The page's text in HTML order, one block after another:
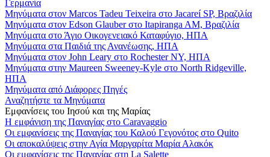
Γερμανία
Μηνύματα στον Marcos Tadeu Teixeira στο Jacareí SP, Βραζιλία
Μηνύματα στον Edson Glauber στο Itapiranga AM, Βραζιλία
Μηνύματα στο Άγιο Οικογενειακό Καταφύγιο, ΗΠΑ
Μηνύματα στα Παιδιά της Ανανέωσης, ΗΠΑ
Μηνύματα στον John Leary στο Rochester NY, ΗΠΑ
Μηνύματα στην Maureen Sweeney-Kyle στο North Ridgeville,
ΗΠΑ
Μηνύματα από Διάφορες Πηγές
Αναζητήστε τα Μηνύματα
Εμφανίσεις του Ιησού και της Μαρίας
Η εμφάνιση της Παναγίας στο Caravaggio
Οι εμφανίσεις της Παναγίας του Καλού Γεγονότος στο Quito
Οι αποκαλύψεις στην Αγία Μαργαρίτα Μαρία Αλακόκ
Οι εμφανίσεις της Παναγίας στη La Salette